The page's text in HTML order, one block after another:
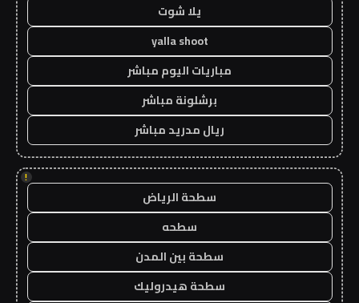
يلا شوت
yalla shoot
مباريات اليوم مباشر
برشلونة مباشر
ريال مدريد مباشر
!
سطحة الرياض
سطحه
سطحة بين المدن
سطحة هيدروليك